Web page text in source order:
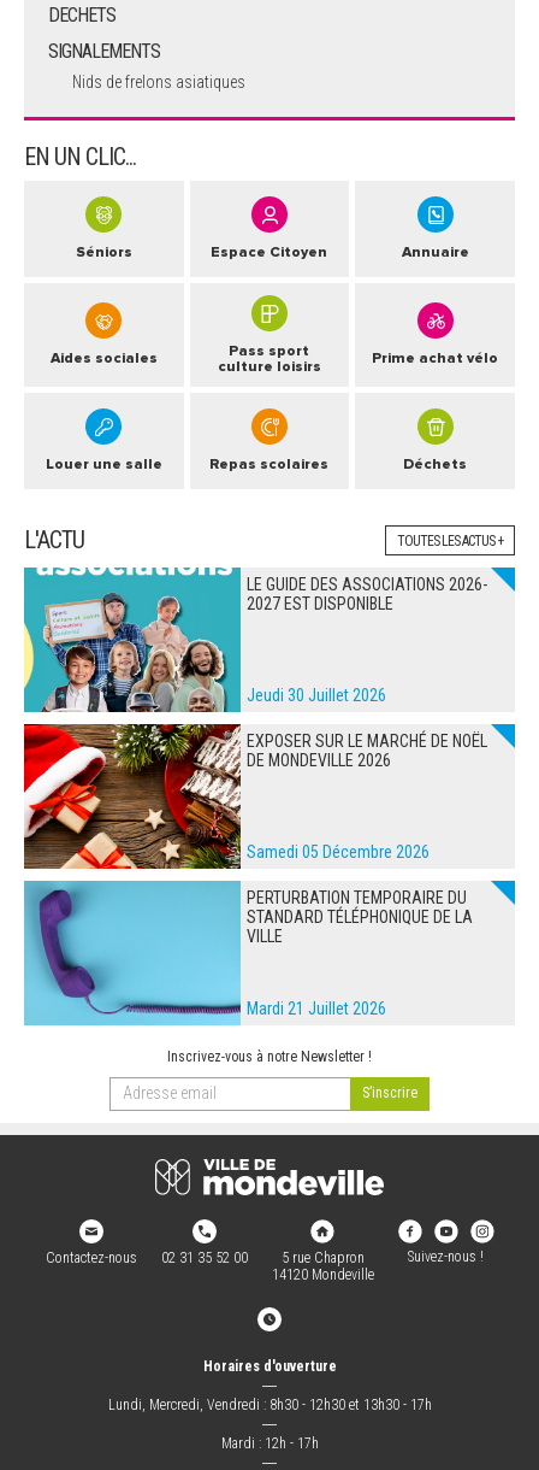
DECHETS
SIGNALEMENTS
Nids de frelons asiatiques
EN UN CLIC...
Séniors Espace Citoyen Annuaire
Aides sociales
Pass sport
culture loisirs
Prime achat vélo
Louer une salle Repas scolaires Déchets
L'ACTU TOUTES LES ACTUS +
LE GUIDE DES ASSOCIATIONS 2026-
2027 EST DISPONIBLE
Jeudi 30 Juillet 2026
EXPOSER SUR LE MARCHÉ DE NOËL
DE MONDEVILLE 2026
Samedi 05 Décembre 2026
PERTURBATION TEMPORAIRE DU
STANDARD TÉLÉPHONIQUE DE LA
VILLE
Mardi 21 Juillet 2026
Inscrivez-vous à notre Newsletter !
Contactez-nous 02 31 35 52 00
5 rue Chapron
14120 Mondeville
Suivez-nous !
Horaires d'ouverture
―
Lundi, Mercredi, Vendredi : 8h30 - 12h30 et 13h30 - 17h
―
Mardi : 12h - 17h
―